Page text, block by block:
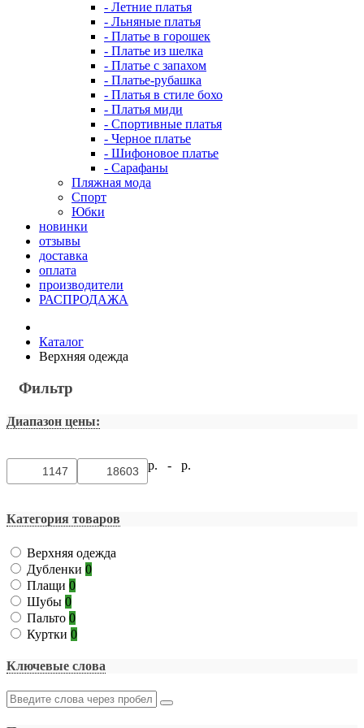
- Летние платья
- Льняные платья
- Платье в горошек
- Платье из шелка
- Платье с запахом
- Платье-рубашка
- Платья в стиле бохо
- Платья миди
- Спортивные платья
- Черное платье
- Шифоновое платье
- Сарафаны
Пляжная мода
Спорт
Юбки
новинки
отзывы
доставка
оплата
производители
РАСПРОДАЖА
Каталог
Верхняя одежда
Фильтр
Диапазон цены:
р. - р.
Категория товаров
Верхняя одежда
Дубленки 0
Плащи 0
Шубы 0
Пальто 0
Куртки 0
Ключевые слова